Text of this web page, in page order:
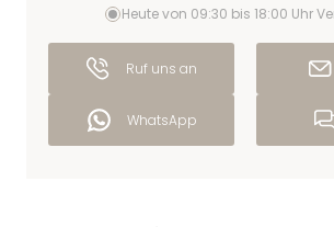
Heute von 09:30 bis 18:00 Uhr
Ruf uns an
WhatsApp